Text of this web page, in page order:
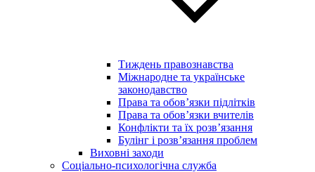
Тиждень правознавства
Міжнародне та українське
законодавство
Права та обов’язки підлітків
Права та обов’язки вчителів
Конфлікти та їх розв’язання
Булінг і розв’язання проблем
Виховні заходи
Соціально-психологічна служба